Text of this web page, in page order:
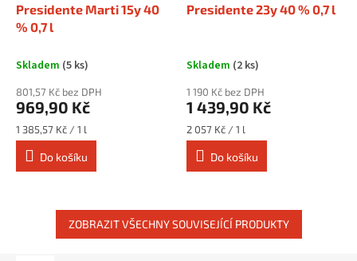
Presidente Marti 15y 40
% 0,7 l
Skladem (5 ks)
801,57 Kč bez DPH
969,90 Kč
Měrná
cena:
1 385,57 Kč / 1 l
Do košíku
Presidente 23y 40 % 0,7 l
Skladem (2 ks)
1 190 Kč bez DPH
1 439,90 Kč
Měrná
cena:
2 057 Kč / 1 l
Do košíku
ZOBRAZIT VŠECHNY SOUVISEJÍCÍ PRODUKTY